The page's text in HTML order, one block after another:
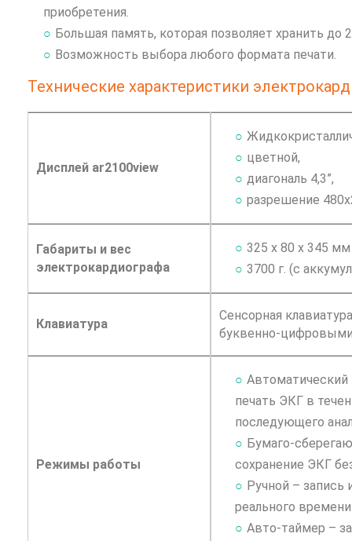
приобретения.
Большая память, которая позволяет хранить до
Возможность выбора любого формата печати.
Технические характеристики
Дисплей ar2100view
цветной,
диагональ 4,3”,
разрешение
Габариты и вес
электрокардиографа
325 х 80 х 345 мм
3700 г. (с
Клавиатура
Сенсорная
буквенно-
Режимы работы
Автоматический
печать ЭКГ в
последующего
Бумаго-
сохранение ЭКГ
Ручной – запись
реального времени
Авто-таймер –